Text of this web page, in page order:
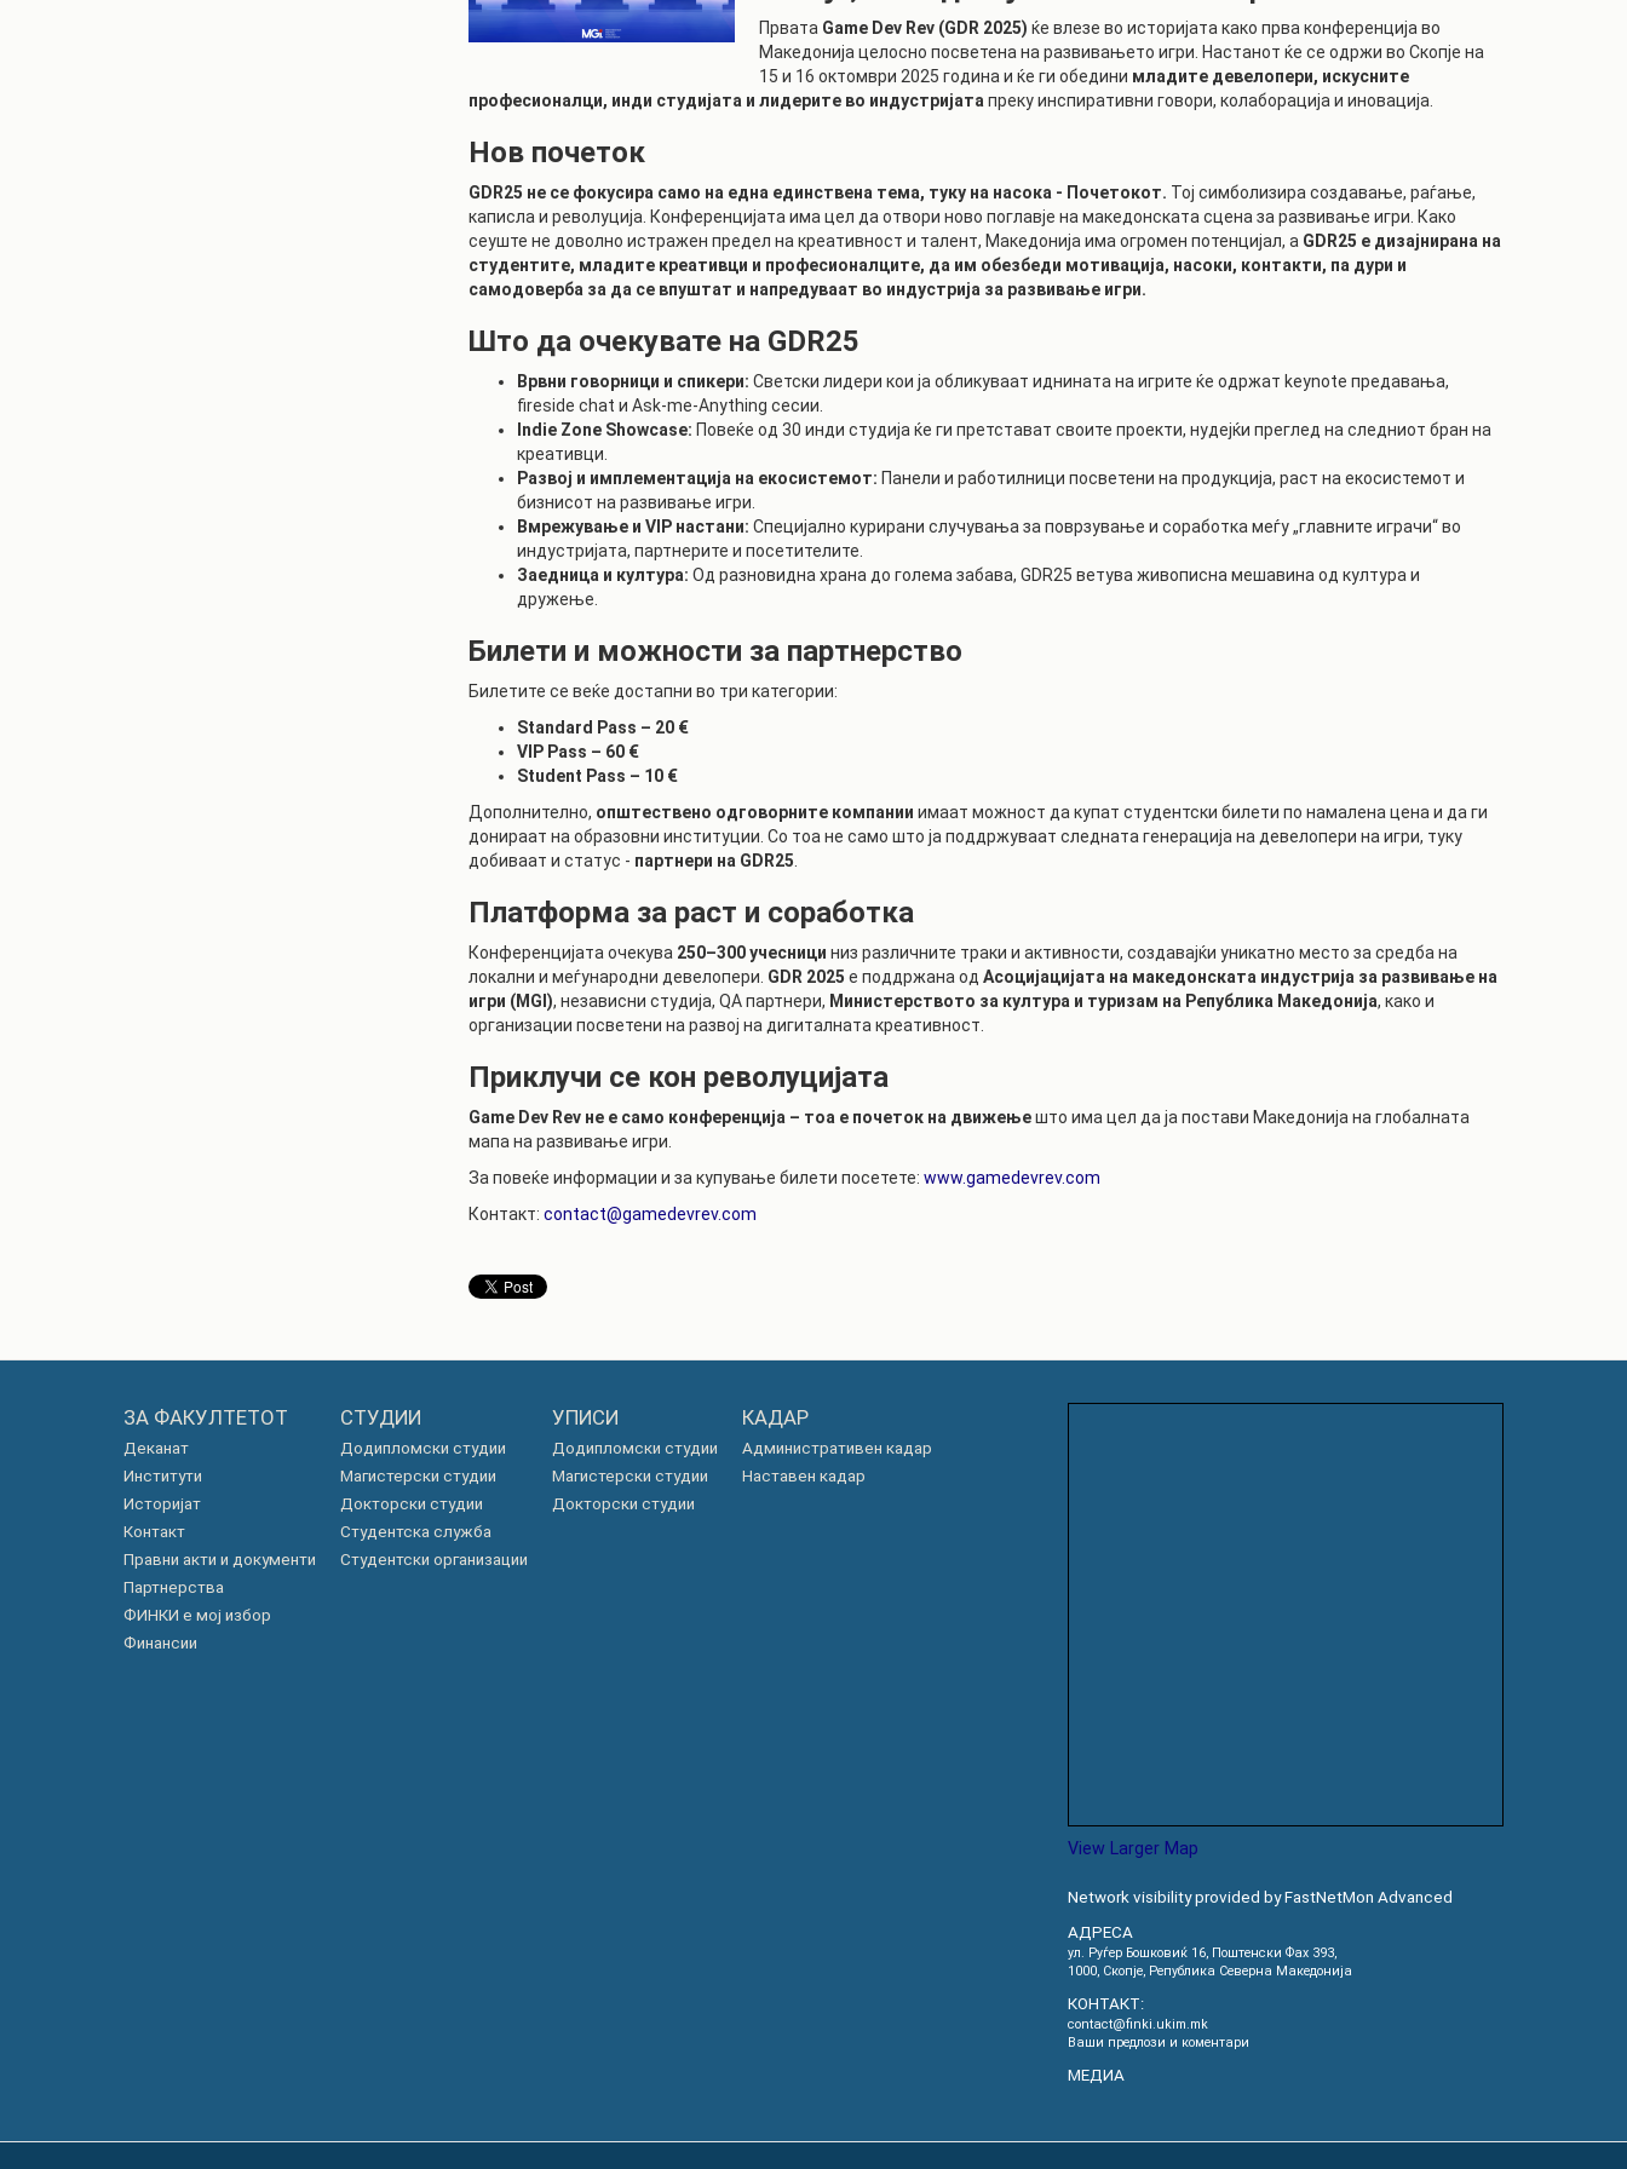
ЛАБОРАТОРИИ
ИЗВЕШТАИ ЗА
ФАКУЛТЕТОТ
ФИНКИ LIVE
ЦЕНТРИ
АЛУМНИ
РАСПОРЕД НА
ЧАСОВИ
АКАДЕМСКИ
КАЛЕНДАР
РЕШЕНИЈА
ДИПЛОМСКИ/
МАГИСТЕРСКИ
ОДБРАНИ
Првата Game Dev Rev (GDR 2025) ќе влезе во историјата како прва конференција во
Македонија целосно посветена на развивањето игри. Настанот ќе се одржи во Скопје на
15 и 16 октомври 2025 година и ќе ги обедини младите девелопери, искусните
професионалци, инди студијата и лидерите во индустријата преку инспиративни говори, колаборација и иновација.
Нов почеток
GDR25 не се фокусира само на една единствена тема, туку на насока - Почетокот. Тој симболизира создавање, раѓање,
каписла и револуција. Конференцијата има цел да отвори ново поглавје на македонската сцена за развивање игри. Како
сеуште не доволно истражен предел на креативност и талент, Македонија има огромен потенцијал, а GDR25 е дизајнирана на
студентите, младите креативци и професионалците, да им обезбеди мотивација, насоки, контакти, па дури и
самодоверба за да се впуштат и напредуваат во индустрија за развивање игри.
Што да очекувате на GDR25
Врвни говорници и спикери: Светски лидери кои ја обликуваат иднината на игрите ќе одржат keynote предавања,
fireside chat и Ask-me-Anything сесии.
Indie Zone Showcase: Повеќе од 30 инди студија ќе ги претстават своите проекти, нудејќи преглед на следниот бран на
креативци.
Развој и имплементација на екосистемот: Панели и работилници посветени на продукција, раст на екосистемот и
бизнисот на развивање игри.
Вмрежување и VIP настани: Специјално курирани случувања за поврзување и соработка меѓу „главните играчи“ во
индустријата, партнерите и посетителите.
Заедница и култура: Од разновидна храна до голема забава, GDR25 ветува живописна мешавина од култура и
дружење.
Билети и можности за партнерство
Билетите се веќе достапни во три категории:
Standard Pass – 20 €
VIP Pass – 60 €
Student Pass – 10 €
Дополнително, општествено одговорните компании имаат можност да купат студентски билети по намалена цена и да ги
донираат на образовни институции. Со тоа не само што ја поддржуваат следната генерација на девелопери на игри, туку
добиваат и статус - партнери на GDR25
Платформа за раст и соработка
Конференцијата очекува 250–300 учесници низ различните траки и активности, создавајќи уникатно место за средба на
локални и меѓународни девелопери. GDR 2025 е поддржана од Асоцијацијата на македонската индустрија за развивање на
игри (MGI), независни студија, QA партнери, Министерството за култура и туризам на Република Македонија, како и
организации посветени на развој на дигиталната креативност.
Приклучи се кон револуцијата
Game Dev Rev не е само конференција – тоа е почеток на движењешто има цел да ја постави Македонија на глобалната
мапа на развивање игри.
За повеќе информации и за купување билети посетете: www.gamedevrev.com
Контакт: contact@gamedevrev.com
ЗА ФАКУЛТЕТОТ
Деканат
Институти
Историјат
Контакт
Правни акти и документи
Партнерства
ФИНКИ е мој избор
Финансии
СТУДИИ
Додипломски студии
Магистерски студии
Докторски студии
Студентска служба
Студентски организации
УПИСИ
Додипломски студии
Магистерски студии
Докторски студии
КАДАР
Административен кадар
Наставен кадар
View Larger Map
Network visibility provided by FastNetMon Advanced
АДРЕСА
ул. Руѓер Бошковиќ 16, Пoштенски Фах 393,
1000, Скопје, Република Северна Македонија
КОНТАКТ:
contact@finki.ukim.mk
Ваши предлози и коментари
МЕДИА